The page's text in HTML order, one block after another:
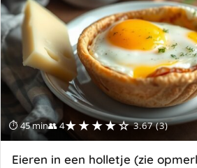
⏱ 45 min👥 4★★★★☆ 3.67 (3)
Eieren in een holletje (zie